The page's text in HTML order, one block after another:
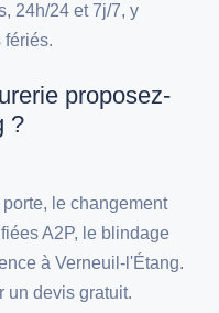
24h/24 et 7j/7, y
fériés.
proposez-
?
le changement
A2P, le blindage
à Verneuil-l'Étang.
un devis gratuit.